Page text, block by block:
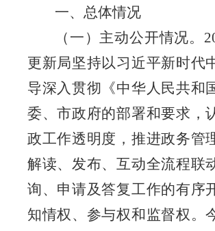
一、总体情况
（一）主动公开情况。
更新局坚持以习近平新时代
导深入贯彻《中华人民共和
委、市政府的部署和要求，
政工作透明度，推进政务管
解读、发布、互动全流程联
询、申请及答复工作的有序
知情权、参与权和监督权。